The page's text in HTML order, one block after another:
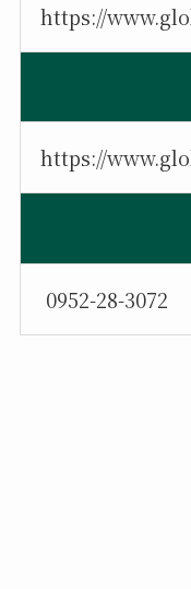
https://
https://
0952-28-3072